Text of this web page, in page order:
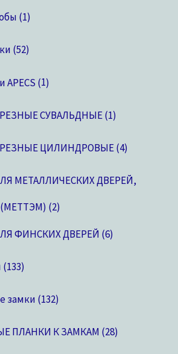
1
52
APECS 1
СУВАЛЬДНЫЕ 1
ЦИЛИНДРОВЫЕ 4
МЕТАЛЛИЧЕСКИХ ДВЕРЕЙ,
(МЕТТЭМ) 2
ФИНСКИХ ДВЕРЕЙ 6
133
замки 132
ПЛАНКИ К ЗАМКАМ 28